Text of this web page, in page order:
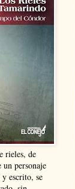
rieles, de
personaje
escrito, se